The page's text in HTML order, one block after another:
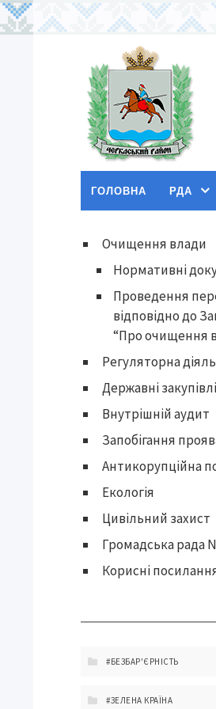
ГОЛОВНА РДА
Очищення влади
Нормативні
Проведення
відповідно до
“Про очищення
Регуляторна
Державні закупівлі
Внутрішній аудит
Запобігання
Антикорупційна
Екологія
Цивільний захист
Громадська рада
Корисні
#БЕЗБАР'ЄРНІСТЬ
#ЗЕЛЕНА КРАЇНА